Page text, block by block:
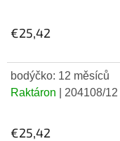
€25,42
bodýčko: 12 měsíců
Raktáron
| 204108/12
€25,42